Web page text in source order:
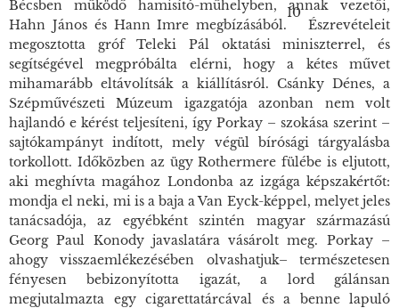
Bécsben működő hamisító-műhelyben, annak vezetői,
Hahn János és Hann Imre megbízásából.
10
Észrevételeit
megosztotta gróf Teleki Pál oktatási miniszterrel, és
segítségével megpróbálta elérni, hogy a kétes művet
mihamarább eltávolítsák a kiállításról. Csánky Dénes, a
Szépművészeti Múzeum igazgatója azonban nem volt
hajlandó e kérést teljesíteni, így Porkay – szokása szerint –
sajtókampányt indított, mely végül bírósági tárgyalásba
torkollott. Időközben az ügy Rothermere fülébe is eljutott,
aki meghívta magához Londonba az izgága képszakértőt:
mondja el neki, mi is a baja a Van Eyck-képpel, melyet jeles
tanácsadója, az egyébként szintén magyar származású
Georg Paul Konody javaslatára vásárolt meg. Porkay –
ahogy visszaemlékezésében olvashatjuk– természetesen
fényesen bebizonyította igazát, a lord gálánsan
megjutalmazta egy cigarettatárcával és a benne lapuló